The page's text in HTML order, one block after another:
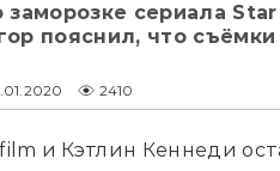
сериала
пояснил, что съёмки
2410
и Кэтлин Кеннеди